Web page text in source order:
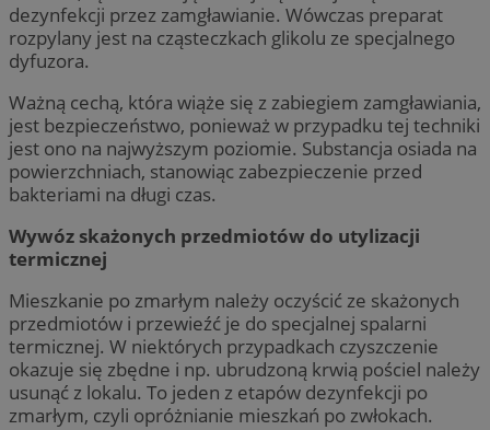
dezynfekcji przez zamgławianie. Wówczas preparat
rozpylany jest na cząsteczkach glikolu ze specjalnego
dyfuzora.
Ważną cechą, która wiąże się z zabiegiem zamgławiania,
jest bezpieczeństwo, ponieważ w przypadku tej techniki
jest ono na najwyższym poziomie. Substancja osiada na
powierzchniach, stanowiąc zabezpieczenie przed
bakteriami na długi czas.
Wywóz skażonych przedmiotów do utylizacji
termicznej
Mieszkanie po zmarłym należy oczyścić ze skażonych
przedmiotów i przewieźć je do specjalnej spalarni
termicznej. W niektórych przypadkach czyszczenie
okazuje się zbędne i np. ubrudzoną krwią pościel należy
usunąć z lokalu. To jeden z etapów dezynfekcji po
zmarłym, czyli opróżnianie mieszkań po zwłokach.